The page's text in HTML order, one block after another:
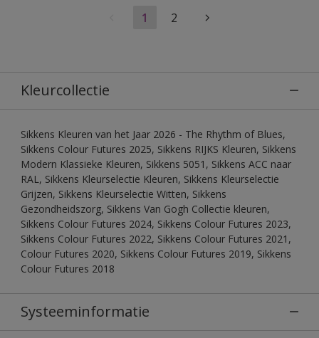
1 2
Kleurcollectie
Sikkens Kleuren van het Jaar 2026 - The Rhythm of Blues,
Sikkens Colour Futures 2025, Sikkens RIJKS Kleuren, Sikkens
Modern Klassieke Kleuren, Sikkens 5051, Sikkens ACC naar
RAL, Sikkens Kleurselectie Kleuren, Sikkens Kleurselectie
Grijzen, Sikkens Kleurselectie Witten, Sikkens
Gezondheidszorg, Sikkens Van Gogh Collectie kleuren,
Sikkens Colour Futures 2024, Sikkens Colour Futures 2023,
Sikkens Colour Futures 2022, Sikkens Colour Futures 2021,
Colour Futures 2020, Sikkens Colour Futures 2019, Sikkens
Colour Futures 2018
Systeeminformatie